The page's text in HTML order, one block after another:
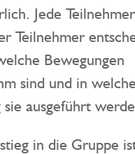
Jede
Teilnehmer
Bewegungen
sind und in
sie ausgeführt
in die Gruppe